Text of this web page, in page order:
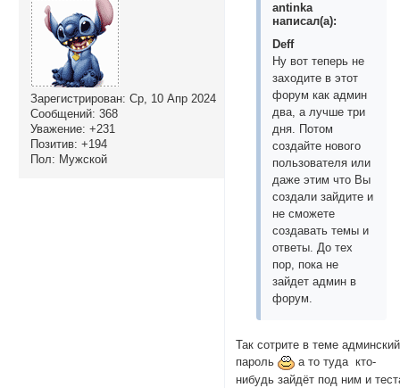
Зарегистрирован: Ср, 10 Апр 2024
Сообщений: 368
Уважение: +231
Позитив: +194
Пол: Мужской
antinka
написал(а):
Deff
Ну вот теперь не
заходите в этот
форум как админ
два, а лучше три
дня. Потом
создайте нового
пользователя или
даже этим что Вы
создали зайдите и
не сможете
создавать темы и
ответы. До тех
пор, пока не
зайдет админ в
форум.
Так сотрите в теме админский
пароль
а то туда кто-
нибудь зайдёт под ним и